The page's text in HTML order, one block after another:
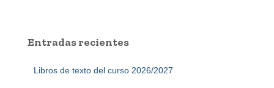
rEntradas recientes
Libros de texto del curso 2026/2027